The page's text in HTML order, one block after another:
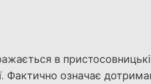
в
Фактично означає